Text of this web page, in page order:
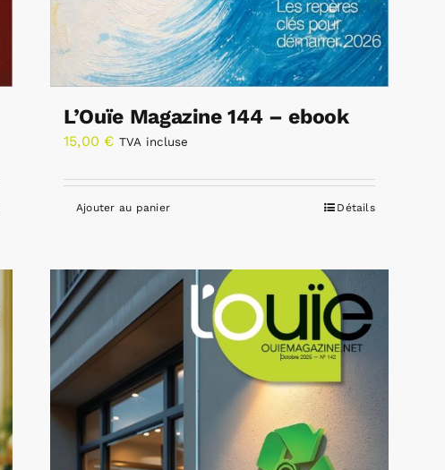
L’Ouïe Magazine 144 – ebook
15,00 € TVA incluse
Ajouter au panier Détails